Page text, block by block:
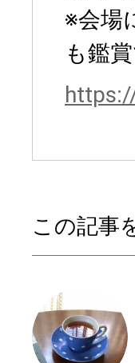
※会場
も鑑
この記事